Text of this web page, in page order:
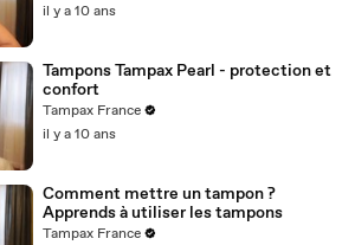
il y a 10 ans
Tampons Tampax Pearl - protection et
confort
Tampax France
il y a 10 ans
Comment mettre un tampon ?
Apprends à utiliser les tampons
Tampax France